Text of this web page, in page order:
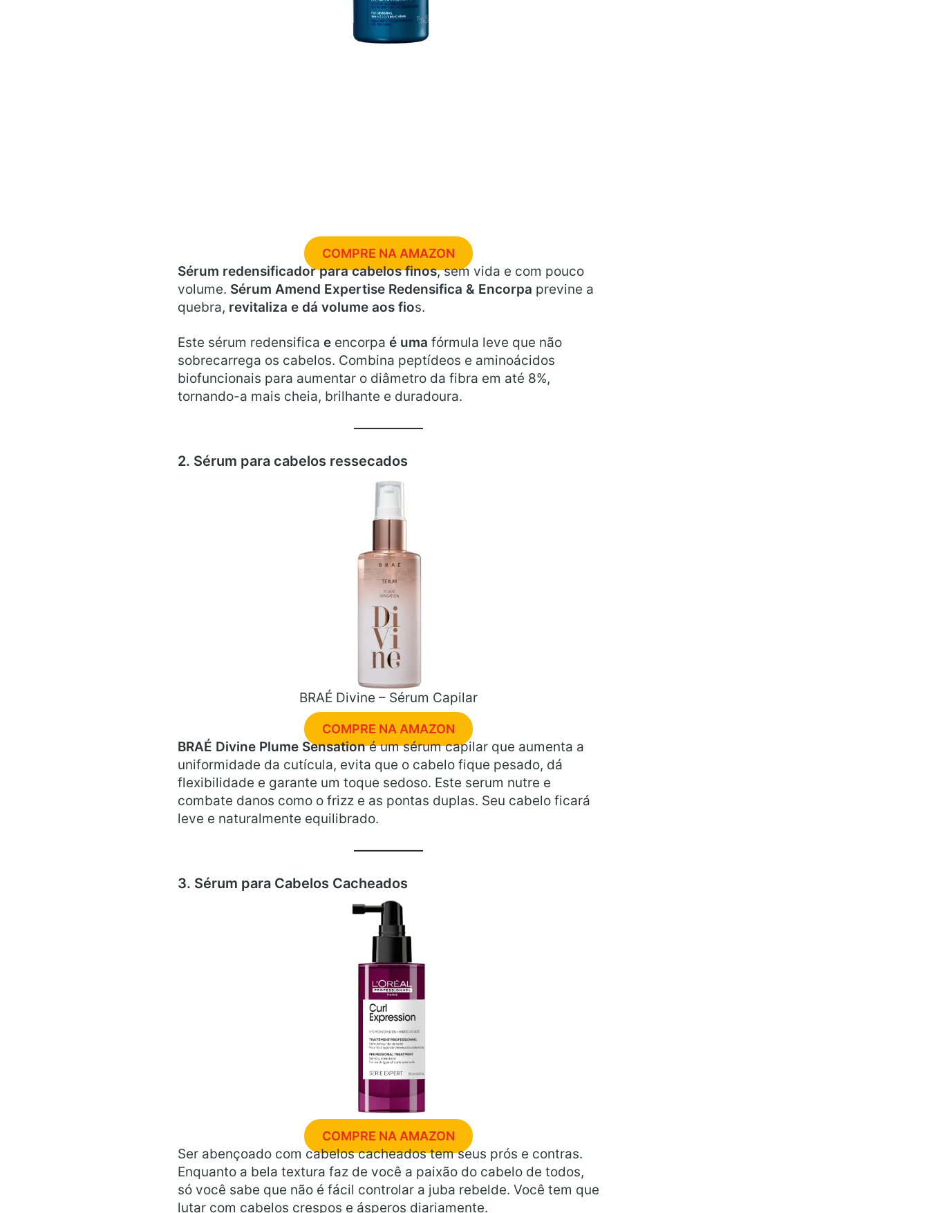
COMPRE NA AMAZON
Sérum redensificador para cabelos finos, sem vida e com pouco
volume. Sérum Amend Expertise Redensifica & Encorpa previne a
quebra, revitaliza e dá volume aos fios.
Este sérum redensifica e encorpa é uma fórmula leve que não
sobrecarrega os cabelos. Combina peptídeos e aminoácidos
biofuncionais para aumentar o diâmetro da fibra em até 8%,
tornando-a mais cheia, brilhante e duradoura.
2. Sérum para cabelos ressecados
BRAÉ Divine – Sérum Capilar
COMPRE NA AMAZON
BRAÉ Divine Plume Sensationé um sérum capilar que aumenta a
uniformidade da cutícula, evita que o cabelo fique pesado, dá
flexibilidade e garante um toque sedoso. Este serum nutre e
combate danos como o frizz e as pontas duplas. Seu cabelo ficará
leve e naturalmente equilibrado.
3. Sérum para Cabelos Cacheados
COMPRE NA AMAZON
Ser abençoado com cabelos cacheados tem seus prós e contras.
Enquanto a bela textura faz de você a paixão do cabelo de todos,
só você sabe que não é fácil controlar a juba rebelde. Você tem que
lutar com cabelos crespos e ásperos diariamente.